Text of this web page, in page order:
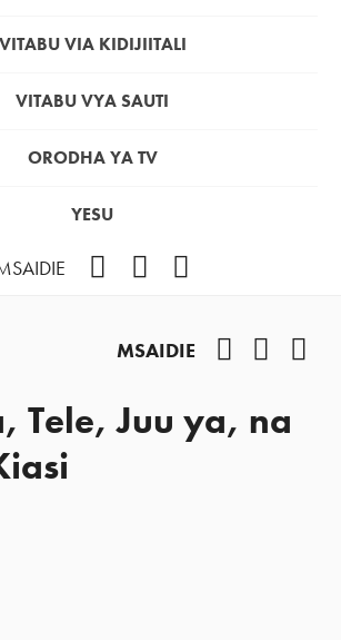
VITABU VIA KIDIJIITALI
VITABU VYA SAUTI
ORODHA YA TV
YESU
MSAIDIE
Tele, Juu ya, na